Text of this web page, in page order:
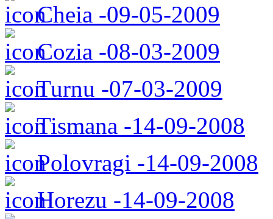
Cheia -09-05-2009
Cozia -08-03-2009
Turnu -07-03-2009
Tismana -14-09-2008
Polovragi -14-09-2008
Horezu -14-09-2008